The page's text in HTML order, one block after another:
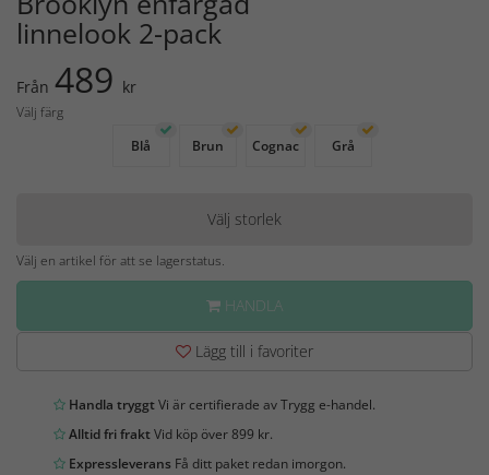
linnelook 2-pack
Från 489 kr
Välj färg
Blå
Brun Cognac Grå
Välj storlek
Välj en artikel för att se lagerstatus.
HANDLA
Lägg till i favoriter
Handla tryggtVi är certifierade av Trygg e-handel.
Alltid fri fraktVid köp över 899 kr.
Expressleverans Få ditt paket redan imorgon.